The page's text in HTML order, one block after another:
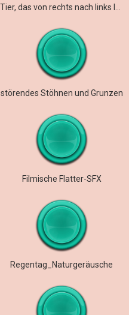
störendes Stöhnen und Grunzen
Filmische Flatter-SFX
Regentag_Naturgeräusche